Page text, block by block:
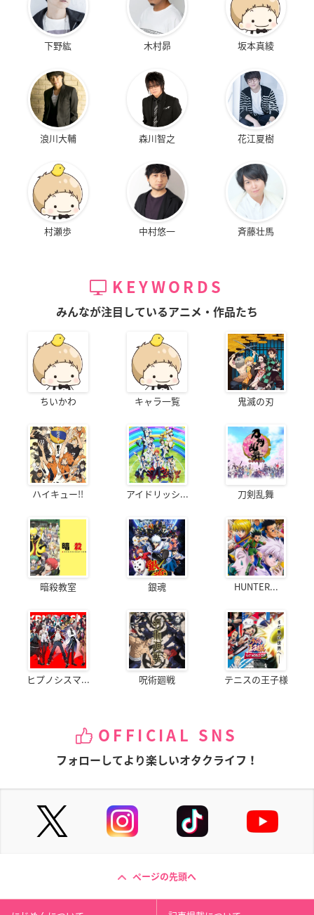
下野紘 木村昴 坂本真綾
浪川大輔 森川智之 花江夏樹
村瀬歩 中村悠一 斉藤壮馬
KEYWORDS
みんなが注目しているアニメ・作品たち
ちいかわ キャラ一覧 鬼滅の刃
ハイキュー!! アイドリッシ... 刀剣乱舞
暗殺教室 銀魂 HUNTER...
ヒプノシスマ... 呪術廻戦 テニスの王子様
OFFICIAL SNS
フォローしてより楽しいオタクライフ！
ページの先頭へ